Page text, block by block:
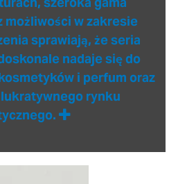
możliwości w zakresie
sprawiają, że seria
nadaje się do
i perfum oraz
rynku